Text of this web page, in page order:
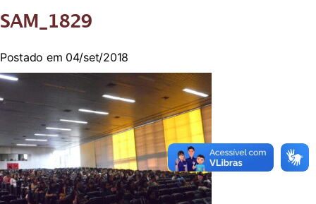
SAM_1829
Postado em 04/set/2018